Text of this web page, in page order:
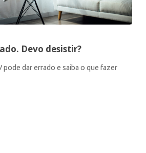
Devo desistir?
pode dar errado e saiba o que fazer